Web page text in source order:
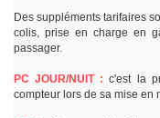
Des suppléments tarifaires
colis, prise en charge en
passager.
PC JOUR/NUIT : c'est la
compteur lors de sa mise en